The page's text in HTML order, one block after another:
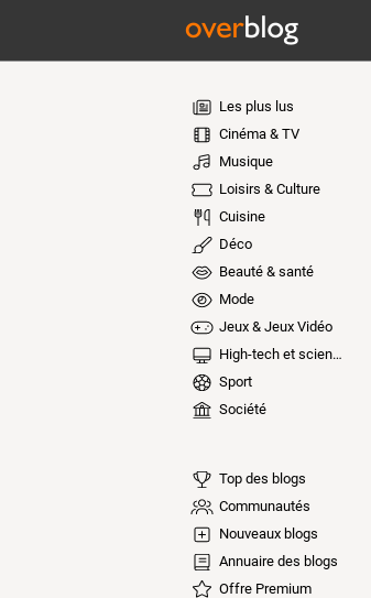
Les plus lus
Cinéma & TV
Musique
Loisirs & Culture
Cuisine
Déco
Beauté & santé
Mode
Jeux & Jeux Vidéo
High-tech et sciences
Sport
Société
Top des blogs
Communautés
Nouveaux blogs
Annuaire des blogs
Offre Premium